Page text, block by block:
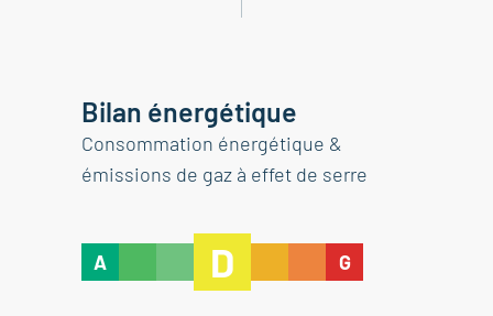
Bilan énergétique
Consommation énergétique &
émissions de gaz à effet de serre
A D G